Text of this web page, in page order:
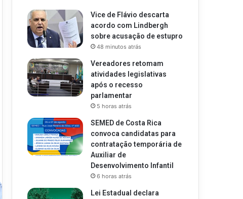
Vice de Flávio descarta
acordo com Lindbergh
sobre acusação de estupro
48 minutos atrás
Vereadores retomam
atividades legislativas
após o recesso
parlamentar
5 horas atrás
SEMED de Costa Rica
convoca candidatas para
contratação temporária de
Auxiliar de
Desenvolvimento Infantil
6 horas atrás
Lei Estadual declara